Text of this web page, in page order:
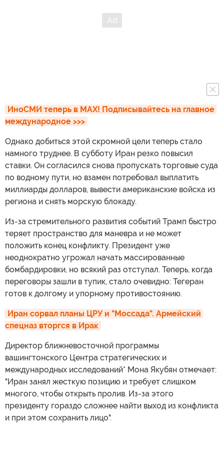
ИноСМИ теперь в MAX! Подписывайтесь на главное
международное >>>
Однако добиться этой скромной цели теперь стало
намного труднее. В субботу Иран резко повысил
ставки. Он согласился снова пропускать торговые суда
по водному пути, но взамен потребовал выплатить
миллиарды долларов, вывести американские войска из
региона и снять морскую блокаду.
Из-за стремительного развития событий Трамп быстро
теряет пространство для маневра и не может
положить конец конфликту. Президент уже
неоднократно угрожал начать массированные
бомбардировки, но всякий раз отступал. Теперь, когда
переговоры зашли в тупик, стало очевидно: Тегеран
готов к долгому и упорному противостоянию.
Иран сорвал планы ЦРУ и "Моссада". Армейский
спецназ вторгся в Ирак
Директор ближневосточной программы
вашингтонского Центра стратегических и
международных исследований* Мона Якубян отмечает:
"Иран занял жесткую позицию и требует слишком
многого, чтобы открыть пролив. Из-за этого
президенту гораздо сложнее найти выход из конфликта
и при этом сохранить лицо".